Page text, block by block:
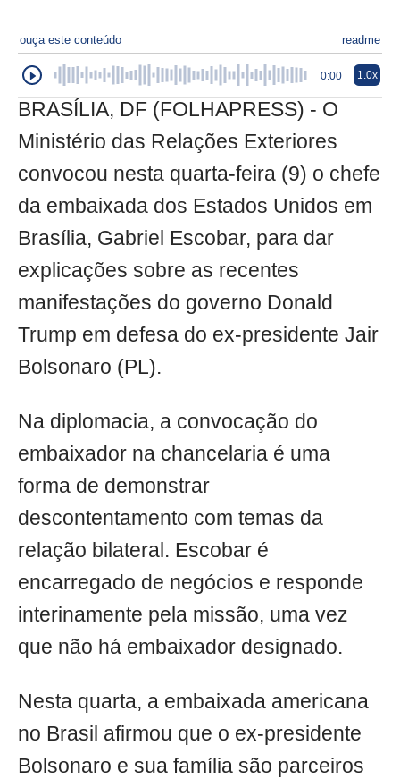
ouça este conteúdo readme
0:00 1.0x
BRASÍLIA, DF (FOLHAPRESS) - O
Ministério das Relações Exteriores
convocou nesta quarta-feira (9) o chefe
da embaixada dos Estados Unidos em
Brasília, Gabriel Escobar, para dar
explicações sobre as recentes
manifestações do governo Donald
Trump em defesa do ex-presidente Jair
Bolsonaro (PL).
Na diplomacia, a convocação do
embaixador na chancelaria é uma
forma de demonstrar
descontentamento com temas da
relação bilateral. Escobar é
encarregado de negócios e responde
interinamente pela missão, uma vez
que não há embaixador designado.
Nesta quarta, a embaixada americana
no Brasil afirmou que o ex-presidente
Bolsonaro e sua família são parceiros